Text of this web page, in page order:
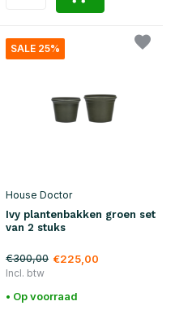
SALE 25%
House Doctor
Ivy plantenbakken groen set
van 2 stuks
€300,00 €225,00
Incl. btw
• Op voorraad